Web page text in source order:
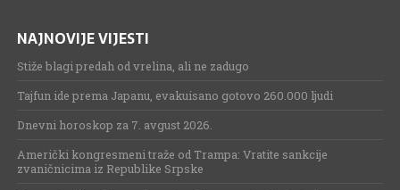
NAJNOVIJE VIJESTI
Stiže blagi predah od vrelina, ali ne zadugo
Tajfun ide prema Japanu, evakuisano gotovo 260.000 ljudi
Dnevni horoskop za 7. avgust 2026.
Američki kongresmeni traže od Trampa: Vratite sankcije
zvaničnicima iz Republike Srpske